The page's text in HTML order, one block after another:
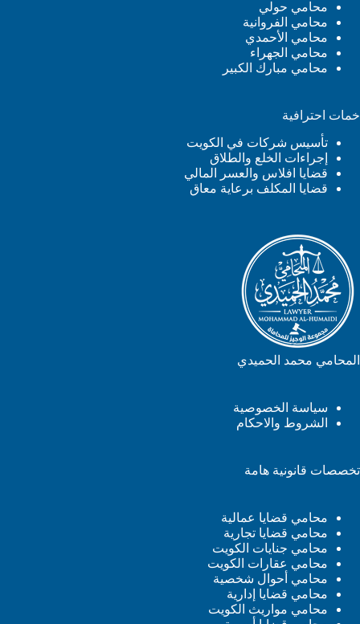
محامي حولي
محامي الفروانية
محامي الأحمدي
محامي الجهراء
محامي مبارك الكبير
خمات احترافية
تأسيس شركات في الكويت
إجراءات الخلع والطلاق
قضايا افلاس والعسر المالي
قضايا المكلف برعاية معاق
المحامي محمد الحميدي
سياسة الخصوصية
الشروط والاحكام
تخصصات قانونية هامة
محامي قضايا عمالية
محامي قضايا تجارية
محامي جنايات الكويت
محامي عقارات الكويت
محامي أحوال شخصية
محامي قضايا إدارية
محامي مواريث الكويت